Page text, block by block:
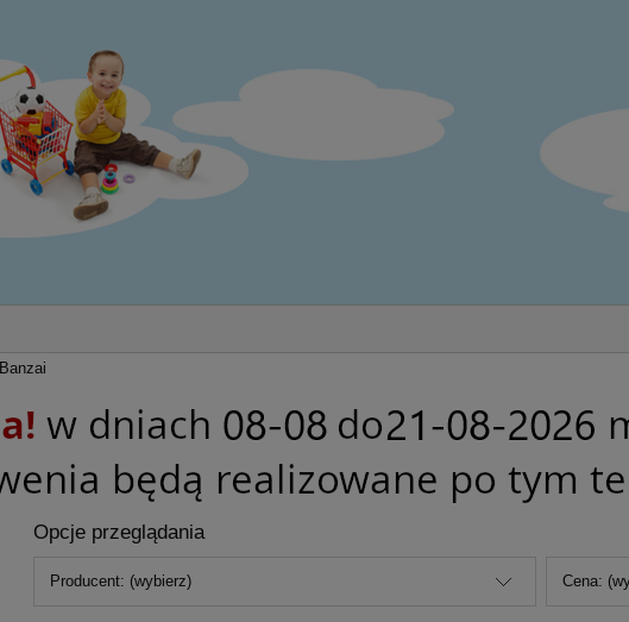
Banzai
Opcje przeglądania
Producent: (wybierz) Cena: